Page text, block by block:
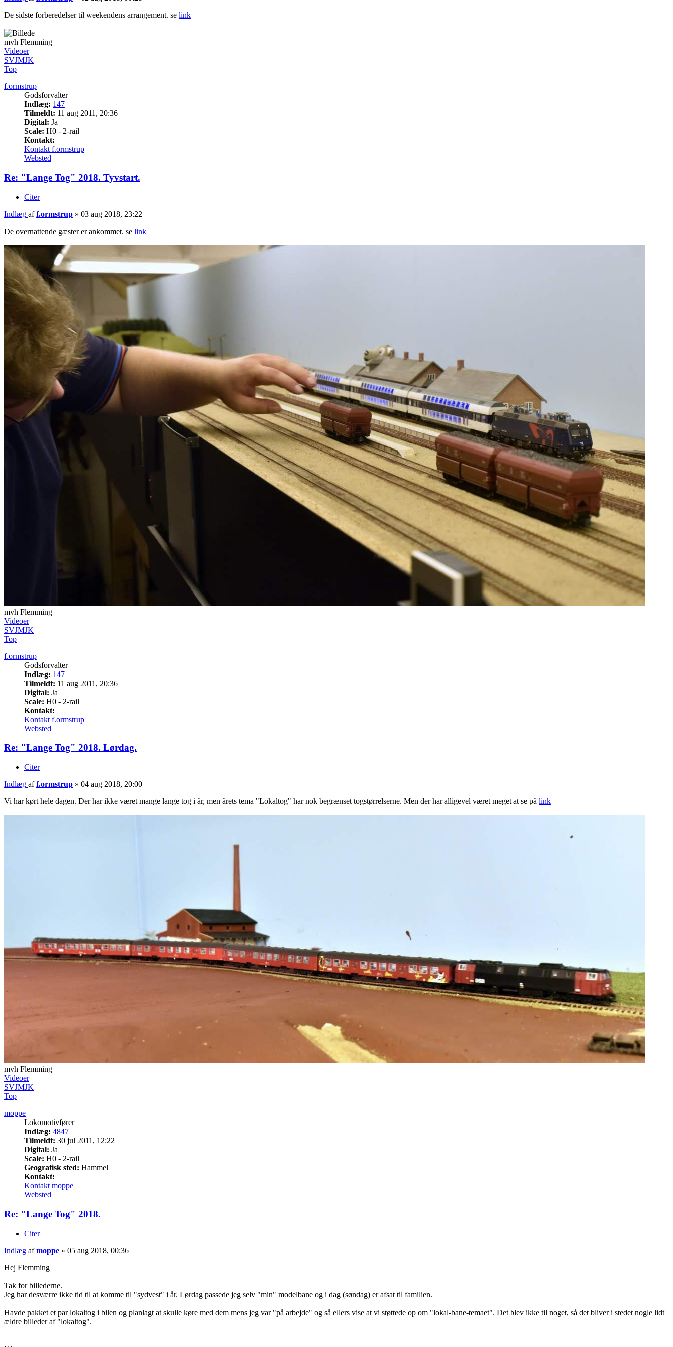
De sidste forberedelser til weekendens arrangement. se link
mvh Flemming
Videoer
SVJMJK
Top
f.ormstrup
Godsforvalter
Indlæg: 147
Tilmeldt: 11 aug 2011, 20:36
Digital: Ja
Scale: H0 - 2-rail
Kontakt:
Kontakt f.ormstrup
Websted
Re: "Lange Tog" 2018. Tyvstart.
Citer
Indlæg aff.ormstrup » 03 aug 2018, 23:22
De overnattende gæster er ankommet. se link
mvh Flemming
Videoer
SVJMJK
Top
f.ormstrup
Godsforvalter
Indlæg: 147
Tilmeldt: 11 aug 2011, 20:36
Digital: Ja
Scale: H0 - 2-rail
Kontakt:
Kontakt f.ormstrup
Websted
Re: "Lange Tog" 2018. Lørdag.
Citer
Indlæg aff.ormstrup » 04 aug 2018, 20:00
Vi har kørt hele dagen. Der har ikke været mange lange tog i år, men årets tema "Lokaltog" har nok begrænset togstørrelserne. Men der har alligevel været meget at se på link
mvh Flemming
Videoer
SVJMJK
Top
moppe
Lokomotivfører
Indlæg: 4847
Tilmeldt: 30 jul 2011, 12:22
Digital: Ja
Scale: H0 - 2-rail
Geografisk sted: Hammel
Kontakt:
Kontakt moppe
Websted
Re: "Lange Tog" 2018.
Citer
Indlæg afmoppe » 05 aug 2018, 00:36
Hej Flemming
Tak for billederne.
Jeg har desværre ikke tid til at komme til "sydvest" i år. Lørdag passede jeg selv "min" modelbane og i dag (søndag) er afsat til familien.
Havde pakket et par lokaltog i bilen og planlagt at skulle køre med dem mens jeg var "på arbejde" og så ellers vise at vi støttede op om "lokal-bane-temaet". Det blev ikke til noget, så det bliver i stedet nogle lidt
ældre billeder af "lokaltog".